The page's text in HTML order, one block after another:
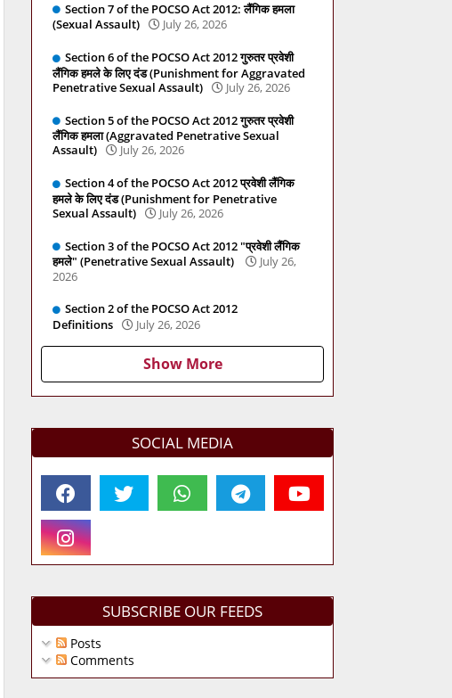
Section 7 of the POCSO Act 2012: लैंगिक हमला
(Sexual Assault)
July 26, 2026
Section 6 of the POCSO Act 2012 गुरुतर प्रवेशी
लैंगिक हमले के लिए दंड (Punishment for Aggravated
Penetrative Sexual Assault)
July 26, 2026
Section 5 of the POCSO Act 2012 गुरुतर प्रवेशी
लैंगिक हमला (Aggravated Penetrative Sexual
Assault)
July 26, 2026
Section 4 of the POCSO Act 2012 प्रवेशी लैंगिक
हमले के लिए दंड (Punishment for Penetrative
Sexual Assault)
July 26, 2026
Section 3 of the POCSO Act 2012 "प्रवेशी लैंगिक
हमले" (Penetrative Sexual Assault)
July 26,
2026
Section 2 of the POCSO Act 2012
Definitions
July 26, 2026
Show More
SOCIAL MEDIA
SUBSCRIBE OUR FEEDS
Posts
Comments